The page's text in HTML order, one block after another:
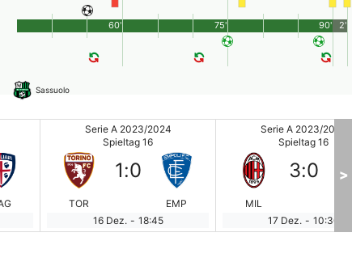
Sassuolo
90'
60' 75' 2'
Serie A 2023/2024
Spieltag 16
TOR
1:0
EMP
16 Dez. - 18:45
Serie A 2023/2024
Spieltag 16
MIL
3:0
17 Dez. - 10:30
>